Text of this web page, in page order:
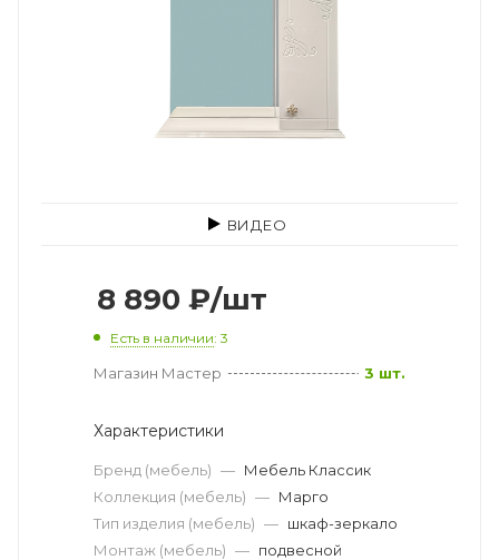
ВИДЕО
8 890 ₽/шт
Есть в наличии: 3
Магазин Мастер 3 шт.
Характеристики
Бренд (мебель) — Мебель Классик
Коллекция (мебель) — Марго
Тип изделия (мебель) — шкаф-зеркало
Монтаж (мебель) — подвесной